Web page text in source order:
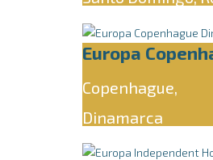
Europa
Copenhague,
Dinamarca